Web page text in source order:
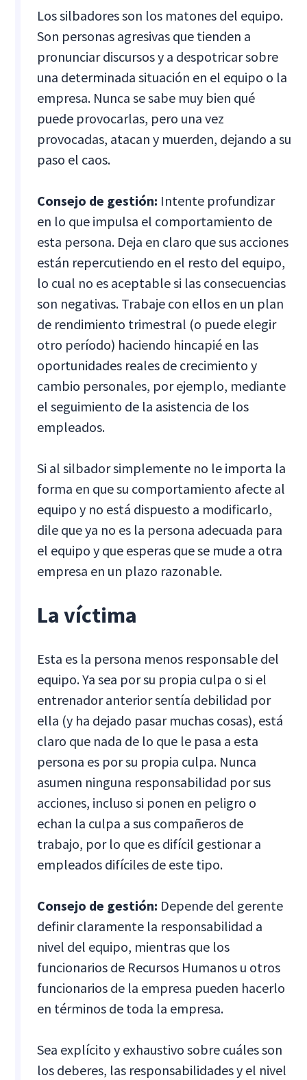
Los silbadores son los matones del equipo.
Son personas agresivas que tienden a
pronunciar discursos y a despotricar sobre
una determinada situación en el equipo o la
empresa. Nunca se sabe muy bien qué
puede provocarlas, pero una vez
provocadas, atacan y muerden, dejando a su
paso el caos.
Consejo de gestión: Intente profundizar
en lo que impulsa el comportamiento de
esta persona. Deja en claro que sus acciones
están repercutiendo en el resto del equipo,
lo cual no es aceptable si las consecuencias
son negativas. Trabaje con ellos en un plan
de rendimiento trimestral (o puede elegir
otro período) haciendo hincapié en las
oportunidades reales de crecimiento y
cambio personales, por ejemplo, mediante
el seguimiento de la asistencia de los
empleados.
Si al silbador simplemente no le importa la
forma en que su comportamiento afecte al
equipo y no está dispuesto a modificarlo,
dile que ya no es la persona adecuada para
el equipo y que esperas que se mude a otra
empresa en un plazo razonable.
La víctima
Esta es la persona menos responsable del
equipo. Ya sea por su propia culpa o si el
entrenador anterior sentía debilidad por
ella (y ha dejado pasar muchas cosas), está
claro que nada de lo que le pasa a esta
persona es por su propia culpa. Nunca
asumen ninguna responsabilidad por sus
acciones, incluso si ponen en peligro o
echan la culpa a sus compañeros de
trabajo, por lo que es difícil gestionar a
empleados difíciles de este tipo.
Consejo de gestión: Depende del gerente
definir claramente la responsabilidad a
nivel del equipo, mientras que los
funcionarios de Recursos Humanos u otros
funcionarios de la empresa pueden hacerlo
en términos de toda la empresa.
Sea explícito y exhaustivo sobre cuáles son
los deberes, las responsabilidades y el nivel